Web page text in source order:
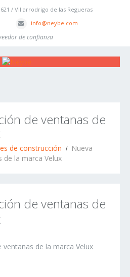
/ Villarrodrigo de las Regueras
info@neybe.com
de confianza
de ventanas de
de construcción
Nueva
de la marca Velux
de ventanas de